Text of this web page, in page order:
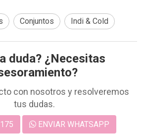
Conjuntos Indi & Cold
duda? ¿Necesitas
con nosotros y resolveremos
tus dudas.
ENVIAR WHATSAPP